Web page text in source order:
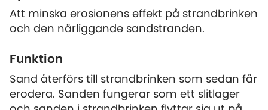
Att minska erosionens effekt på strandbrinken
och den närliggande sandstranden.
Funktion
Sand återförs till strandbrinken som sedan får
erodera. Sanden fungerar som ett slitlager